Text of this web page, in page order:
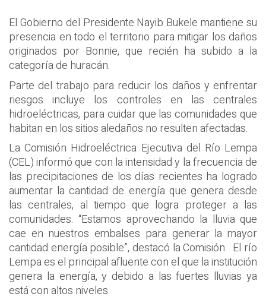
El Gobierno del Presidente Nayib Bukele mantiene su
presencia en todo el territorio para mitigar los daños
originados por Bonnie, que recién ha subido a la
categoría de huracán.
Parte del trabajo para reducir los daños y enfrentar
riesgos incluye los controles en las centrales
hidroeléctricas, para cuidar que las comunidades que
habitan en los sitios aledaños no resulten afectadas.
La Comisión Hidroeléctrica Ejecutiva del Río Lempa
(CEL) informó que con la intensidad y la frecuencia de
las precipitaciones de los días recientes ha logrado
aumentar la cantidad de energía que genera desde
las centrales, al tiempo que logra proteger a las
comunidades. “Estamos aprovechando la lluvia que
cae en nuestros embalses para generar la mayor
cantidad energía posible”, destacó la Comisión. El río
Lempa es el principal afluente con el que la institución
genera la energía, y debido a las fuertes lluvias ya
está con altos niveles.